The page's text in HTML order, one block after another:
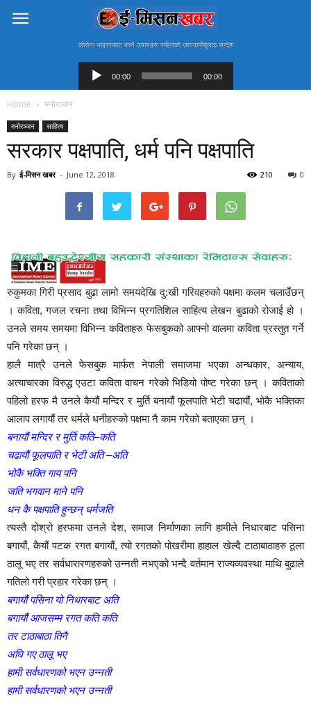
काेराेना भाइरसबाट बच्ने उपायहरू सहितकाे जानकारीमूलक सन्देश
Audio
Player
00:00 00:00
Home मनोरञ्जन
मनोरञ्जन साहित्य
सरकार पक्षपाति, धर्म पनि पक्षपाति
By ई-मिसन खबर - June 12, 2018 0
210
रुकुमका गिरी प्रसाद बुढा लामो समयदेखि दु:खी गरिवहरुको पक्षमा कलम चलाउँछन्
। कविता, गजल रचना तथा विभिन्न प्रगतिशिल साहित्य लेखन बुढाको रोजाई हो ।
उनले समय समयमा विभिन्न कविताहरु फेसबुकको आफ्नो वालमा कविता प्रस्तुत गर्ने
पनि गरेका छन् ।
हालै मात्रै उनले फेसबुक मार्फत नेपाली समाजमा भएका अन्धकार, अन्याय,
अत्याचारका विरुद्ध एउटा कविता वाचन गरेको भिडियो पोष्ट गरेका छन् । कविताको
पहिलो हरफ मै उनले कैयौं मन्दिर र मुर्ति बनायौं फूलपाति भेटी चढायौं, भोकै भक्तिका
आलाप लगायौं तर धर्मले धनीहरुको पक्षमा नै काम गरेको बताएका छन् ।
बनायौं मन्दिर र मुर्ति कति–कति
चढायौं फूलपाति र भेटी अति –अति
भोकै भक्ति गाय पनि
जति भगवान माने पनि
धन कै पक्षपाति हुन्छन् धर्मजति
त्यस्तै दोश्रो हरफमा उनले देश, समाज निर्माणका लागि हामीले निधारबाट पसिना
बगायौं, कैयौं पटक रगत बगायौं, त्यो रगतको पोखरीमा हाहाल खेल्दै टाठाबाठाहरु ठूला
ठालू भए तर सर्वधारारणहरुको उन्नती नभएको भन्दै वर्तमान राज्यव्यवस्था माथि बुढाले
गतिलो गरी प्रहार गरेका छन् ।
बगायौं पसिना यो निधारबाट अति
बगायौं आजसम्म रगत कति कति
तर टाठाबाठा तिनै
अघि गए ठालू भए
हामी सर्वधारणको भएन उन्नती
हामी सर्वधारणको भएन उन्नती